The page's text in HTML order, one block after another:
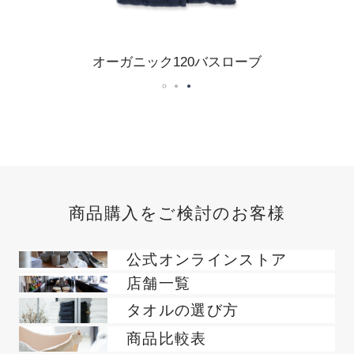
オーガニック120バスローブ
● ● ●
商品購入をご検討のお客様
公式オンラインストア
店舗一覧
タオルの選び方
商品比較表